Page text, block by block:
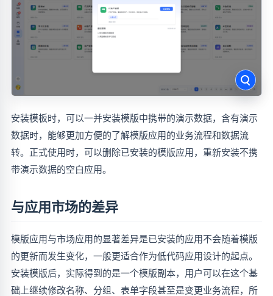
安装模板时，可以一并安装模版中携带的演示数据，含有演示
数据时，能够更加方便的了解模版应用的业务流程和数据流
转。正式使用时，可以删除已安装的模版应用，重新安装不携
带演示数据的空白应用。
与应用市场的差异
模版应用与市场应用的显著差异是已安装的应用不会随着模版
的更新而发生变化，一般更适合作为低代码应用设计的起点。
安装模版后，实际得到的是一个模版副本，用户可以在这个基
础上继续修改名称、分组、表单字段甚至是变更业务流程，所